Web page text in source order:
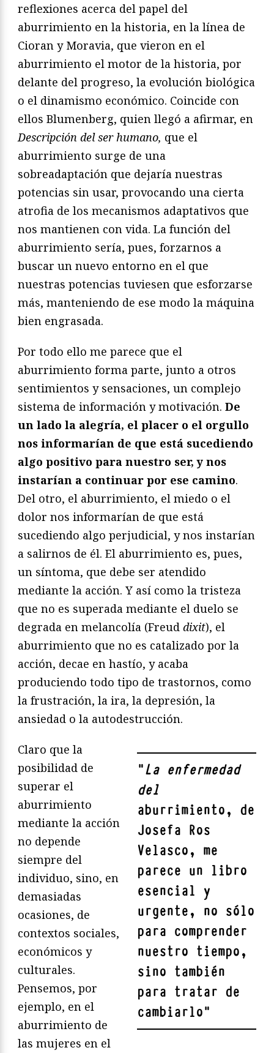
reflexiones acerca del papel del
aburrimiento en la historia, en la línea de
Cioran y Moravia, que vieron en el
aburrimiento el motor de la historia, por
delante del progreso, la evolución biológica
o el dinamismo económico. Coincide con
ellos Blumenberg, quien llegó a afirmar, en
Descripción del ser humano, que el
aburrimiento surge de una
sobreadaptación que dejaría nuestras
potencias sin usar, provocando una cierta
atrofia de los mecanismos adaptativos que
nos mantienen con vida. La función del
aburrimiento sería, pues, forzarnos a
buscar un nuevo entorno en el que
nuestras potencias tuviesen que esforzarse
más, manteniendo de ese modo la máquina
bien engrasada.
Por todo ello me parece que el
aburrimiento forma parte, junto a otros
sentimientos y sensaciones, un complejo
sistema de información y motivación. De
un lado la alegría, el placer o el orgullo
nos informarían de que está sucediendo
algo positivo para nuestro ser, y nos
instarían a continuar por ese camino.
Del otro, el aburrimiento, el miedo o el
dolor nos informarían de que está
sucediendo algo perjudicial, y nos instarían
a salirnos de él. El aburrimiento es, pues,
un síntoma, que debe ser atendido
mediante la acción. Y así como la tristeza
que no es superada mediante el duelo se
degrada en melancolía (Freud dixit), el
aburrimiento que no es catalizado por la
acción, decae en hastío, y acaba
produciendo todo tipo de trastornos, como
la frustración, la ira, la depresión, la
ansiedad o la autodestrucción.
"La enfermedad
del
aburrimiento, de
Josefa Ros
Velasco, me
parece un libro
esencial y
urgente, no sólo
para comprender
nuestro tiempo,
sino también
para tratar de
cambiarlo"
Claro que la
posibilidad de
superar el
aburrimiento
mediante la acción
no depende
siempre del
individuo, sino, en
demasiadas
ocasiones, de
contextos sociales,
económicos y
culturales.
Pensemos, por
ejemplo, en el
aburrimiento de
las mujeres en el